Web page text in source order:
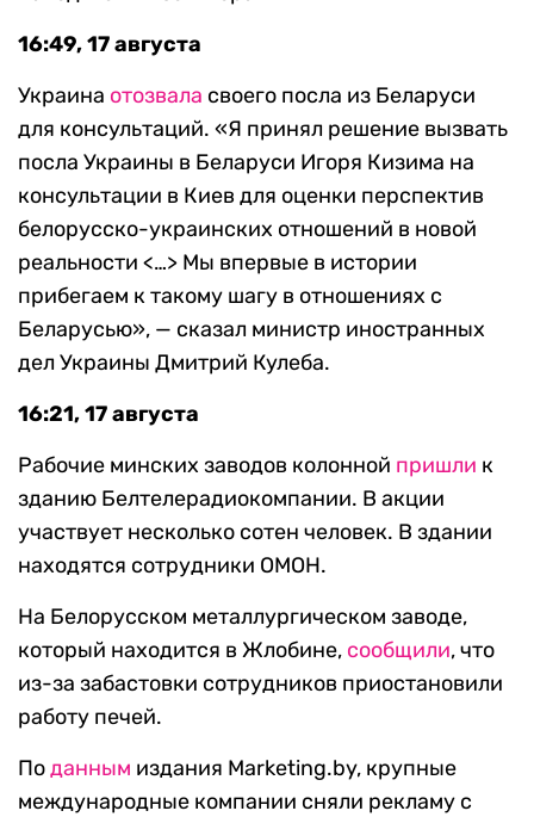
16:49, 17 августа
Украина отозвала своего посла из Беларуси
для консультаций. «Я принял решение вызвать
посла Украины в Беларуси Игоря Кизима на
консультации в Киев для оценки перспектив
белорусско-украинских отношений в новой
реальности <…> Мы впервые в истории
прибегаем к такому шагу в отношениях с
Беларусью», — сказал министр иностранных
дел Украины Дмитрий Кулеба.
16:21, 17 августа
Рабочие минских заводов колонной пришли к
зданию Белтелерадиокомпании. В акции
участвует несколько сотен человек. В здании
находятся сотрудники ОМОН.
На Белорусском металлургическом заводе,
который находится в Жлобине, сообщили, что
из-за забастовки сотрудников приостановили
работу печей.
Поданным издания Marketing.by, крупные
международные компании сняли рекламу с